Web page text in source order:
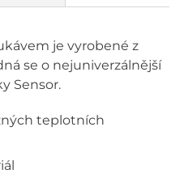
je vyrobené z
se o nejuniverzálnější
Sensor.
teplotních